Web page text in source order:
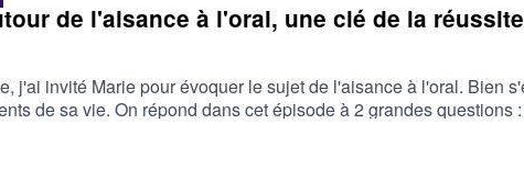
de l'aisance à l'oral, une clé de la réussite
j'ai invité Marie pour évoquer le sujet de l'aisance à l'oral. Bien
de sa vie. On répond dans cet épisode à 2 grandes
: @la_boussole_postbac| ABONNE-TOI ✅| ACTIVE LES
GRATUIT et cela prend 2 s, il suffit d'avoir un iPhone ou un